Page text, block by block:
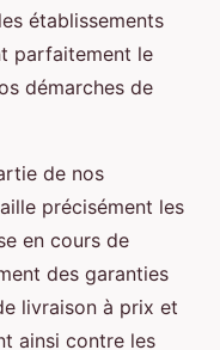
établissements
parfaitement le
démarches de
de nos
précisément les
en cours de
des garanties
livraison à prix et
ainsi contre les